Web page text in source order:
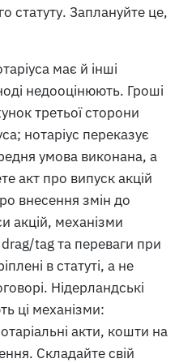
статуту. Заплануйте це,
має й інші
недооцінюють. Гроші
третьої сторони
нотаріус переказує
умова виконана, а
акт про випуск акцій
внесення змін до
акцій, механізми
tag та переваги при
в статуті, а не
Нідерландські
ці механізми:
акти, кошти на
Складайте свій